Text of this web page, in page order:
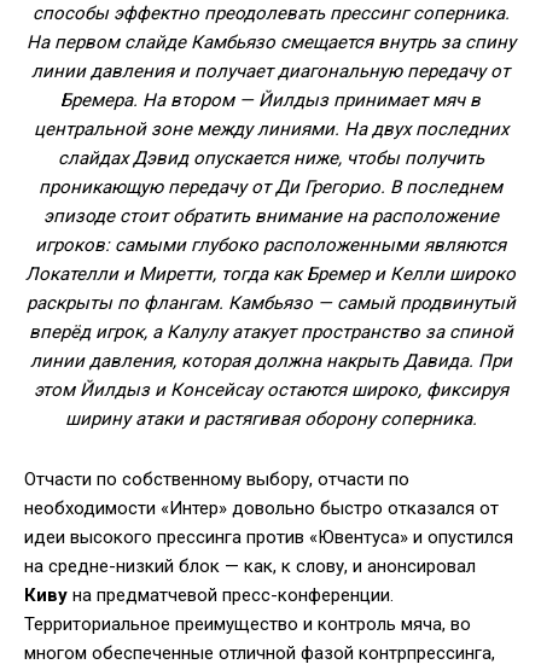
способы эффектно преодолевать прессинг соперника.
На первом слайде Камбьязо смещается внутрь за спину
линии давления и получает диагональную передачу от
Бремера. На втором — Йилдыз принимает мяч в
центральной зоне между линиями. На двух последних
слайдах Дэвид опускается ниже, чтобы получить
проникающую передачу от Ди Грегорио. В последнем
эпизоде стоит обратить внимание на расположение
игроков: самыми глубоко расположенными являются
Локателли и Миретти, тогда как Бремер и Келли широко
раскрыты по флангам. Камбьязо — самый продвинутый
вперёд игрок, а Калулу атакует пространство за спиной
линии давления, которая должна накрыть Давида. При
этом Йилдыз и Консейсау остаются широко, фиксируя
ширину атаки и растягивая оборону соперника.
Отчасти по собственному выбору, отчасти по
необходимости «Интер» довольно быстро отказался от
идеи высокого прессинга против «Ювентуса» и опустился
на средне-низкий блок — как, к слову, и анонсировал
Киву на предматчевой пресс-конференции.
Территориальное преимущество и контроль мяча, во
многом обеспеченные отличной фазой контрпрессинга,